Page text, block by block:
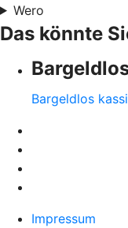
Wero
Das könnte
Bargeldlos
Impressum